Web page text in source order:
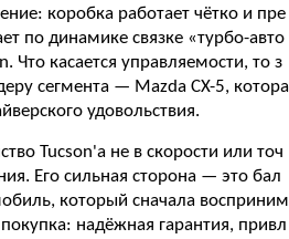
коробка работает чётко и пре
по динамике связке «турбо-авто
Что касается управляемости, то з
сегмента — Mazda CX-5, котора
удовольствия.
Tucson'а не в скорости или точ
Его сильная сторона — это бал
который сначала восприним
надёжная гарантия, привл